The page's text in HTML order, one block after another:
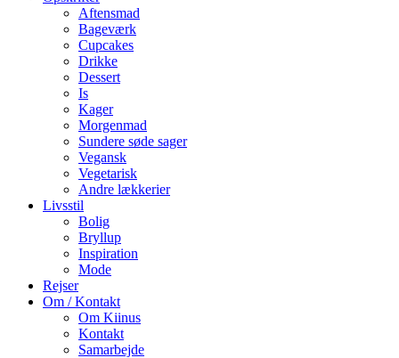
Aftensmad
Bageværk
Cupcakes
Drikke
Dessert
Is
Kager
Morgenmad
Sundere søde sager
Vegansk
Vegetarisk
Andre lækkerier
Livsstil
Bolig
Bryllup
Inspiration
Mode
Rejser
Om / Kontakt
Om Kiinus
Kontakt
Samarbejde